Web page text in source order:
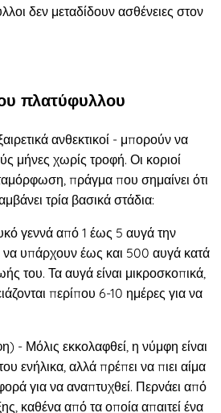
δεν μεταδίδουν ασθένειες στον
πλατύφυλλου
ανθεκτικοί - μπορούν να
μήνες χωρίς τροφή. Οι κοριοί
πράγμα που σημαίνει ότι
τρία βασικά στάδια:
γεννά από 1 έως 5 αυγά την
να υπάρχουν έως και 500 αυγά κατά
του. Τα αυγά είναι μικροσκοπικά,
περίπου 6-10 ημέρες για να
- Μόλις εκκολαφθεί, η νύμφη είναι
ενήλικα, αλλά πρέπει να πιει αίμα
για να αναπτυχθεί. Περνάει από
καθένα από τα οποία απαιτεί ένα